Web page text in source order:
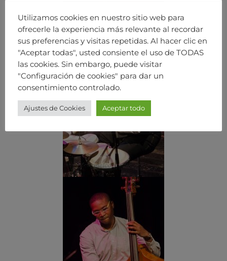
Utilizamos cookies en nuestro sitio web para
ofrecerle la experiencia más relevante al recordar
sus preferencias y visitas repetidas. Al hacer clic en
"Aceptar todas", usted consiente el uso de TODAS
las cookies. Sin embargo, puede visitar
"Configuración de cookies" para dar un
consentimiento controlado.
Ajustes de Cookies Aceptar todo